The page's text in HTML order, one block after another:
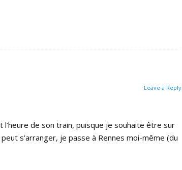
Leave a Reply
l’heure de son train, puisque je souhaite être sur
s’arranger, je passe à Rennes moi-même (du